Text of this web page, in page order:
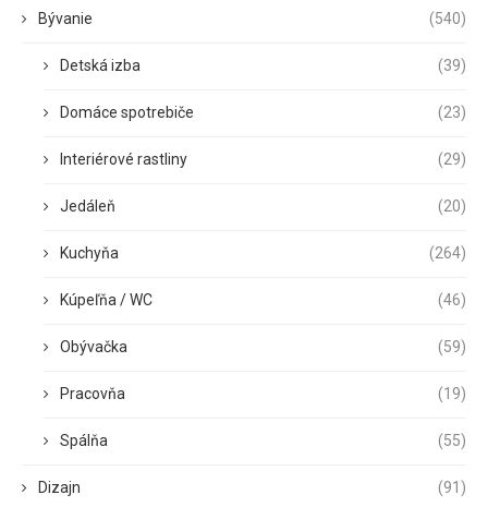
Bývanie (540)
Detská izba (39)
Domáce spotrebiče (23)
Interiérové rastliny (29)
Jedáleň (20)
Kuchyňa (264)
Kúpeľňa / WC (46)
Obývačka (59)
Pracovňa (19)
Spálňa (55)
Dizajn (91)